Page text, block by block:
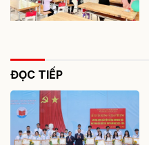
ĐỌC TIẾP